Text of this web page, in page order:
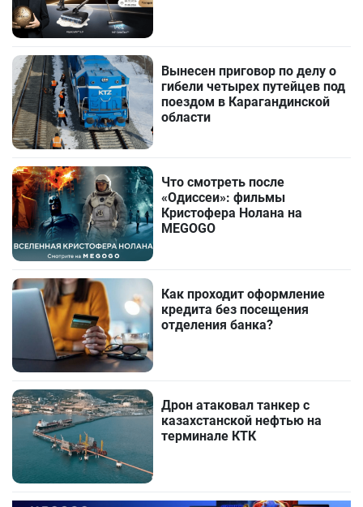
Вынесен приговор по делу о
гибели четырех путейцев под
поездом в Карагандинской
области
Что смотреть после
«Одиссеи»: фильмы
Кристофера Нолана на
MEGOGO
Как проходит оформление
кредита без посещения
отделения банка?
Дрон атаковал танкер с
казахстанской нефтью на
терминале КТК